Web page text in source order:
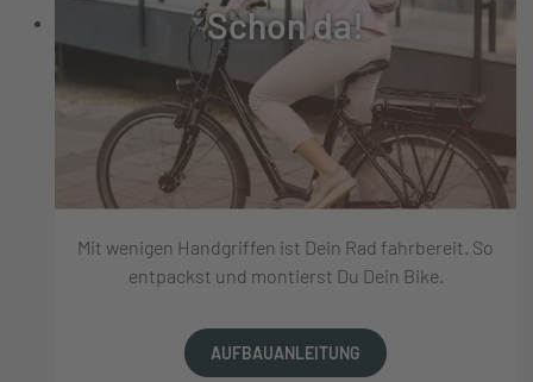
Schon da!
Mit wenigen Handgriffen ist Dein Rad fahrbereit. So
entpackst und montierst Du Dein Bike.
AUFBAUANLEITUNG